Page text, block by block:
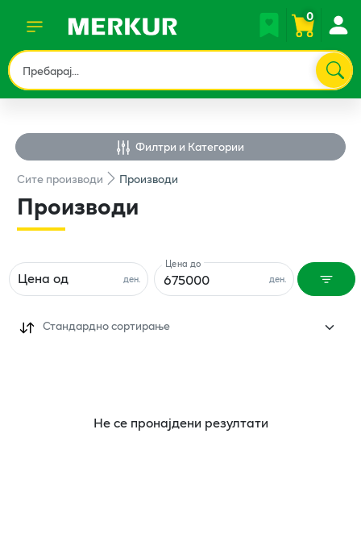
0
Филтри и Категории
Ситепроизводи Производи
Производи
ден.
Цена од ден.
Цена до
Стандардно сортирање
Не се пронајдени резултати